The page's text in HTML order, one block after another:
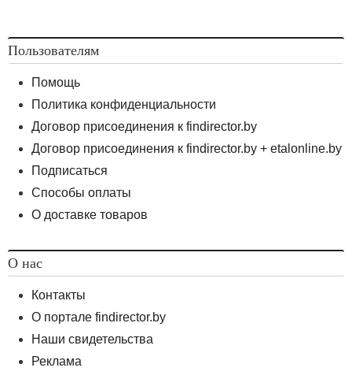
Пользователям
Помощь
Политика конфиденциальности
Договор присоединения к findirector.by
Договор присоединения к findirector.by + etalonline.by
Подписаться
Способы оплаты
О доставке товаров
О нас
Контакты
О портале findirector.by
Наши свидетельства
Реклама